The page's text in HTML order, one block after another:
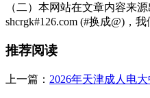
（二）本网站在文章内容来
shcrgk#126.com (#换成@)，
推荐阅读
上一篇： 2026年天津成人电